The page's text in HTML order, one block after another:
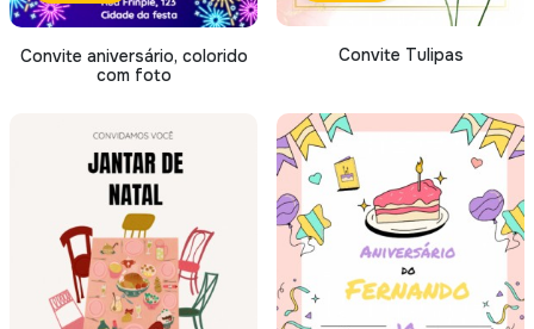
Convite aniversário, colorido
com foto
Convite Tulipas